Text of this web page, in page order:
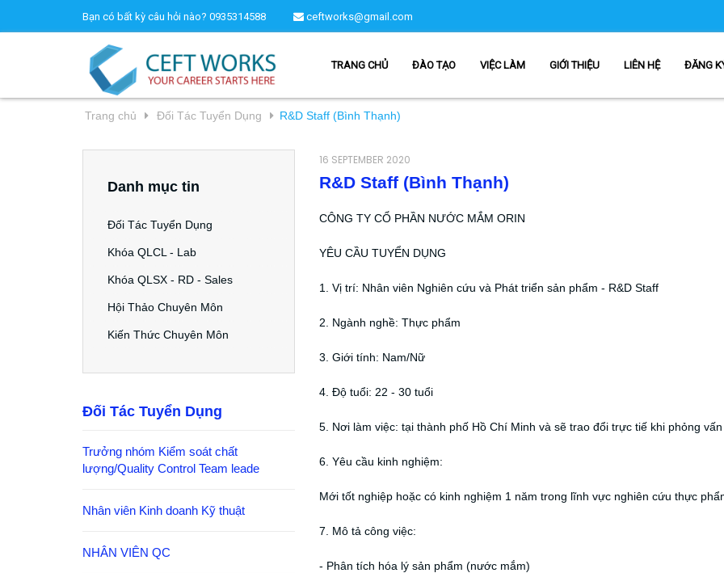
Bạn có bất kỳ câu hỏi nào? 0935314588 ceftworks@gmail.com
TRANG CHỦ ĐÀO TẠO VIỆC LÀM GIỚI THIỆU LIÊN HỆ ĐĂNG
Trang chủ Đối Tác Tuyển Dụng R&D Staff (Bình Thạnh)
16 SEPTEMBER 2020
R&D Staff (Bình Thạnh)
CÔNG TY CỔ PHẦN NƯỚC MẮM ORIN
YÊU CẦU TUYỂN DỤNG
1. Vị trí: Nhân viên Nghiên cứu và Phát triển sản phẩm - R&D Staff
2. Ngành nghề: Thực phẩm
3. Giới tính: Nam/Nữ
4. Độ tuổi: 22 - 30 tuổi
5. Nơi làm việc: tại thành phố Hồ Chí Minh và sẽ trao đổi trực tiế khi phỏng vấn
6. Yêu cầu kinh nghiệm:
Mới tốt nghiệp hoặc có kinh nghiệm 1 năm trong lĩnh vực nghiên cứu thực
7. Mô tả công việc:
- Phân tích hóa lý sản phẩm (nước mắm)
Danh mục tin
Đối Tác Tuyển Dụng
Khóa QLCL - Lab
Khóa QLSX - RD - Sales
Hội Thảo Chuyên Môn
Kiến Thức Chuyên Môn
Đối Tác Tuyển Dụng
Trưởng nhóm Kiểm soát chất
lượng/Quality Control Team leade
Nhân viên Kinh doanh Kỹ thuật
NHÂN VIÊN QC